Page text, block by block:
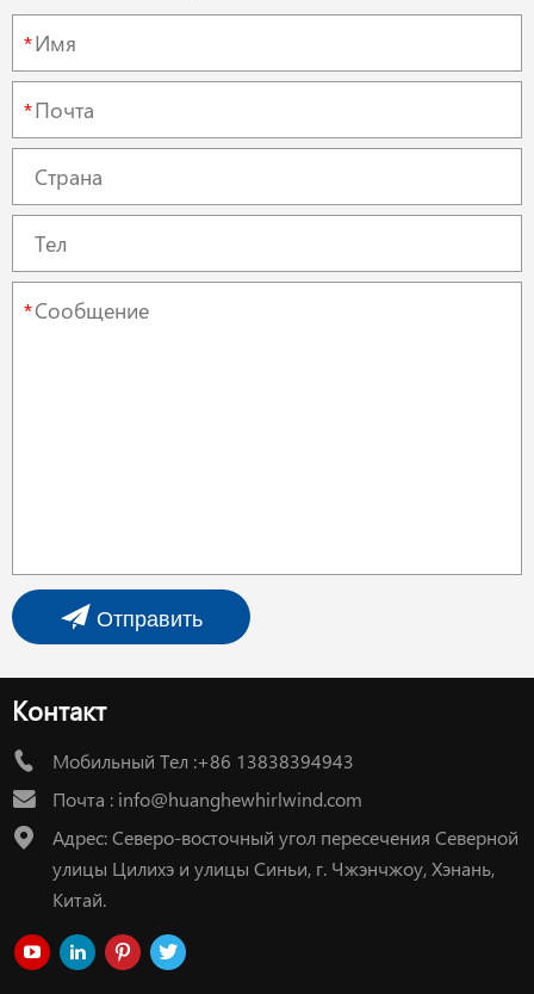
*
*
*
Отправить
Контакт
Мобильный Тел :+86 13838394943
Почта : info@huanghewhirlwind.com
Адрес: Северо-восточный угол пересечения Северной
улицы Цилихэ и улицы Синьи, г. Чжэнчжоу, Хэнань,
Китай.